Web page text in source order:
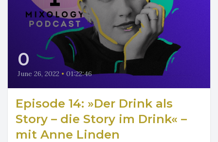
0
June 26, 2022 • 01:22:46
Episode 14: »Der Drink als
Story – die Story im Drink« –
mit Anne Linden